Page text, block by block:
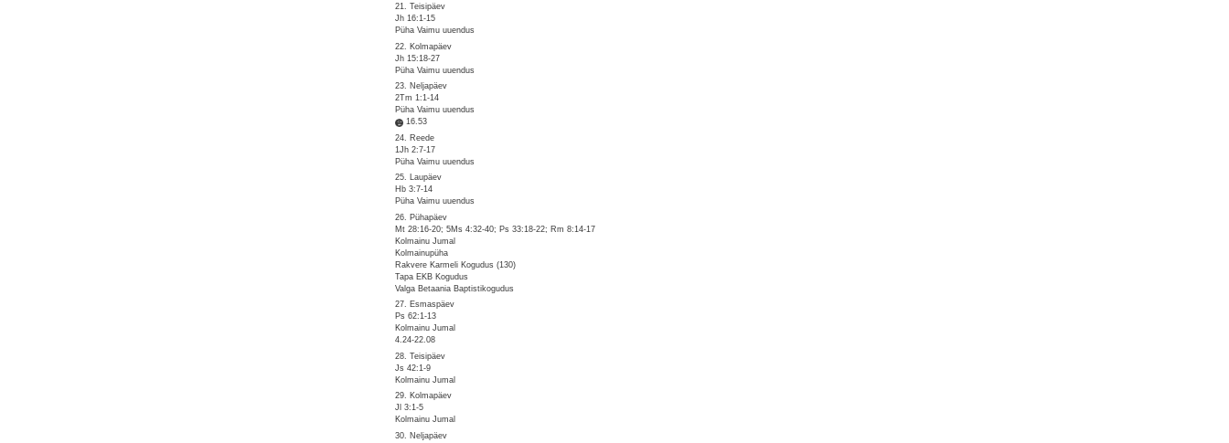
21. Teisipäev
Jh 16:1-15
Püha Vaimu uuendus
22. Kolmapäev
Jh 15:18-27
Püha Vaimu uuendus
23. Neljapäev
2Tm 1:1-14
Püha Vaimu uuendus
16.53
24. Reede
1Jh 2:7-17
Püha Vaimu uuendus
25. Laupäev
Hb 3:7-14
Püha Vaimu uuendus
26. Pühapäev
Mt 28:16-20; 5Ms 4:32-40; Ps 33:18-22; Rm 8:14-17
Kolmainu Jumal
Kolmainupüha
Rakvere Karmeli Kogudus (130)
Tapa EKB Kogudus
Valga Betaania Baptistikogudus
27. Esmaspäev
Ps 62:1-13
Kolmainu Jumal
4.24-22.08
28. Teisipäev
Js 42:1-9
Kolmainu Jumal
29. Kolmapäev
Jl 3:1-5
Kolmainu Jumal
30. Neljapäev